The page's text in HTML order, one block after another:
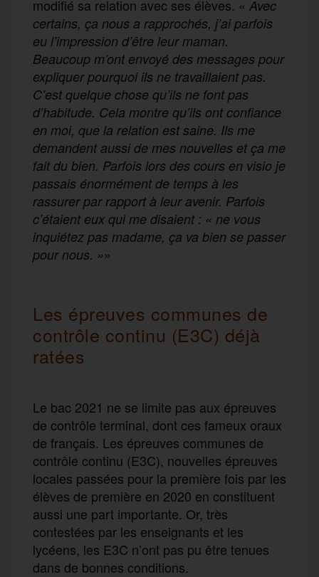
modifié sa relation avec ses élèves. « Avec
certains, ça nous a rapprochés, j’ai parfois
eu l’impression d’être leur maman.
Beaucoup m’ont envoyé des messages pour
expliquer pourquoi ils ne travaillaient pas.
C’est quelque chose qu’ils ne font pas
d’habitude. Cela montre qu’ils ont confiance
en moi, que la relation est saine. Ils me
demandent aussi de mes nouvelles et ça me
fait du bien. Parfois lors des cours en visio je
passais énormément de temps à les
rassurer par rapport à leur avenir. Parfois
c’étaient eux qui me disaient : « ne vous
inquiétez pas madame, ça va bien se passer
pour nous. »»
Les épreuves communes de
contrôle continu (E3C) déjà
ratées
Le bac 2021 ne se limite pas aux épreuves
de contrôle terminal, dont ces fameux oraux
de français. Les épreuves communes de
contrôle continu (E3C), nouvelles épreuves
locales passées pour la première fois par les
élèves de première en 2020 en constituent
aussi une part importante. Or, très
contestées par les enseignants et les
lycéens, les E3C n’ont pas pu être tenues
dans de bonnes conditions.